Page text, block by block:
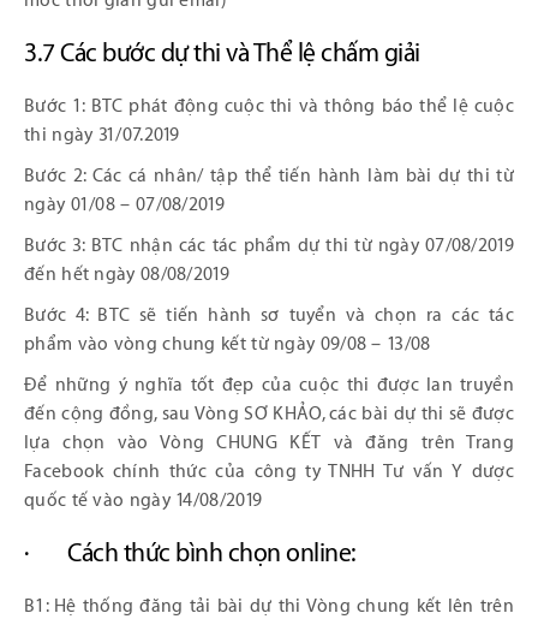
3.7 Các bước dự thi và Thể lệ chấm giải
Bước 1: BTC phát động cuộc thi và thông báo thể lệ cuộc
thi ngày 31/07.2019
Bước 2: Các cá nhân/ tập thể tiến hành làm bài dự thi từ
ngày 01/08 – 07/08/2019
Bước 3: BTC nhận các tác phẩm dự thi từ ngày 07/08/2019
đến hết ngày 08/08/2019
Bước 4: BTC sẽ tiến hành sơ tuyển và chọn ra các tác
phẩm vào vòng chung kết từ ngày 09/08 – 13/08
Để những ý nghĩa tốt đẹp của cuộc thi được lan truyền
đến cộng đồng, sau Vòng SƠ KHẢO, các bài dự thi sẽ được
lựa chọn vào Vòng CHUNG KẾT và đăng trên Trang
Facebook chính thức của công ty TNHH Tư vấn Y dược
quốc tế vào ngày 14/08/2019
· Cách thức bình chọn online:
B1: Hệ thống đăng tải bài dự thi Vòng chung kết lên trên